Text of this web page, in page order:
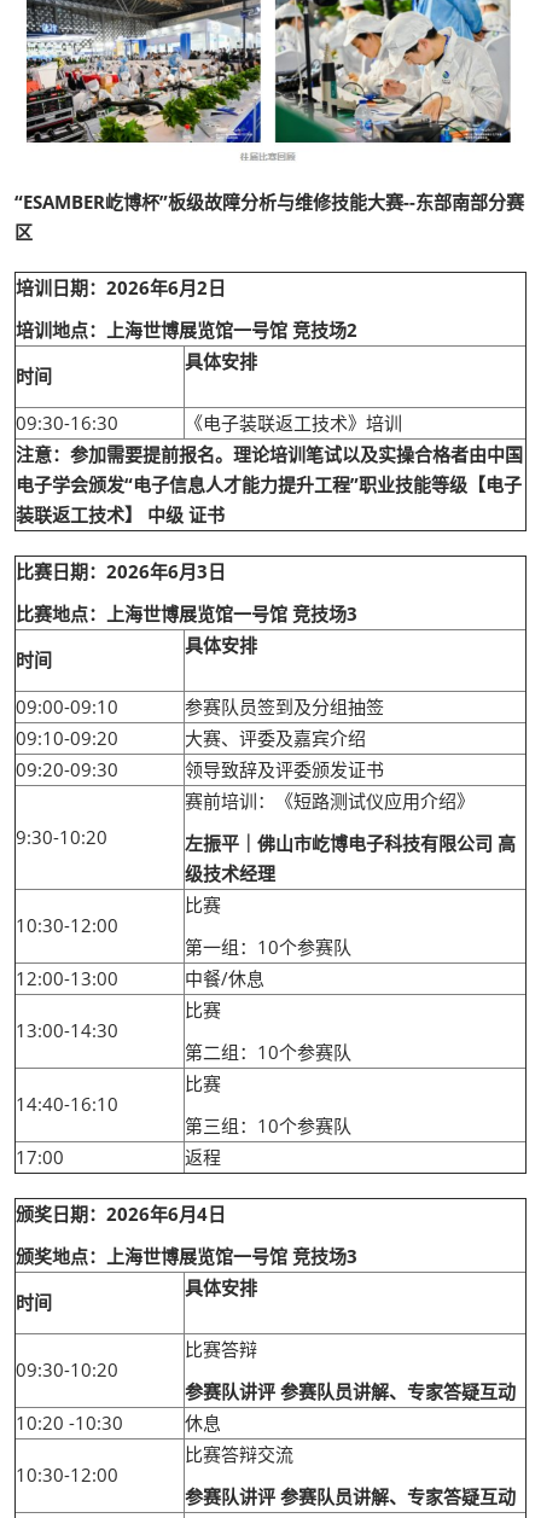
“ESAMBER屹博杯”板级故障分析与维修技能大赛--东部南部分赛
区
培训日期：2026年6月2日
培训地点：上海世博展览馆一号馆 竞技场2
时间
具体安排
09:30-16:30
《电子装联返工技术》培训
注意：参加需要提前报名。理论培训笔试以及实操合格者由中国
电子学会颁发“电子信息人才能力提升工程”职业技能等级【电子
装联返工技术】 中级 证书
比赛日期：2026年6月3日
比赛地点：上海世博展览馆一号馆 竞技场3
时间
具体安排
09:00-09:10
参赛队员签到及分组抽签
09:10-09:20
大赛、评委及嘉宾介绍
09:20-09:30
领导致辞及评委颁发证书
9:30-10:20
赛前培训：《短路测试仪应用介绍》
左振平｜佛山市屹博电子科技有限公司 高
级技术经理
10:30-12:00
比赛
第一组：10个参赛队
12:00-13:00
中餐/休息
13:00-14:30
比赛
第二组：10个参赛队
14:40-16:10
比赛
第三组：10个参赛队
17:00
返程
颁奖日期：2026年6月4日
颁奖地点：上海世博展览馆一号馆 竞技场3
时间
具体安排
09:30-10:20
比赛答辩
参赛队讲评 参赛队员讲解、专家答疑互动
10:20 -10:30
休息
10:30-12:00
比赛答辩交流
参赛队讲评 参赛队员讲解、专家答疑互动